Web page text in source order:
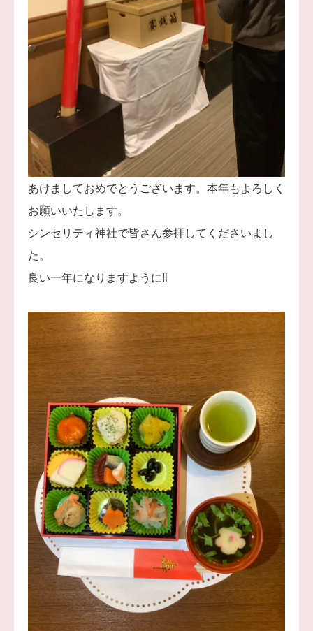
あけましておめでとうございます。本年もよろしく
お願いいたします。
シンセリティ神社で皆さん参拝してくださいまし
た。
良い一年になりますように‼